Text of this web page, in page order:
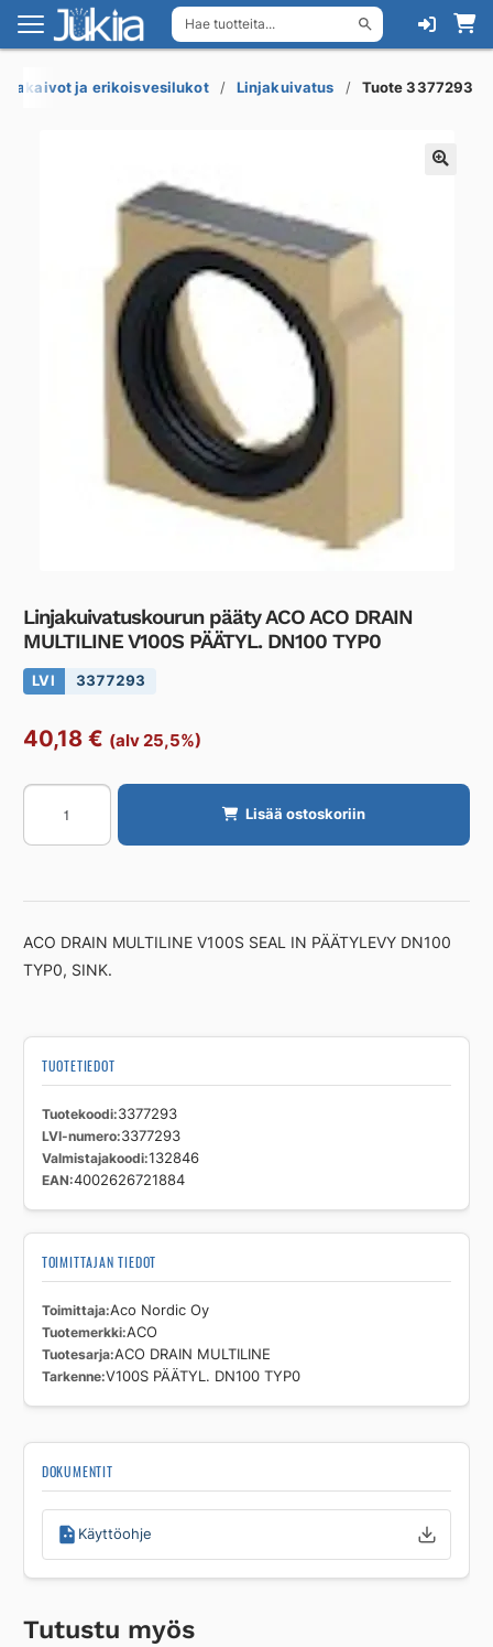
Hae tuotteita...
Siirry
navigointiin
Siirry
sisältöön
ja erikoisvesilukot Linjakuivatus Tuote 3377293
Linjakuivatuskourun pääty ACO ACO DRAIN
MULTILINE V100S PÄÄTYL. DN100 TYP0
LVI 3377293
40,18 € (alv 25,5%)
Linjakuivatuskourun
ACO
DRAIN
V100S
PÄÄTYL.
Lisää ostoskoriin
ACO DRAIN MULTILINE V100S SEAL IN PÄÄTYLEVY DN100
TYP0, SINK.
TUOTETIEDOT
Tuotekoodi 3377293
LVI-numero 3377293
Valmistajakoodi 132846
EAN 4002626721884
TOIMITTAJAN TIEDOT
Toimittaja Aco Nordic Oy
Tuotemerkki ACO
Tuotesarja ACO DRAIN MULTILINE
Tarkenne V100S PÄÄTYL. DN100 TYP0
DOKUMENTIT
Käyttöohje
Tutustu myös